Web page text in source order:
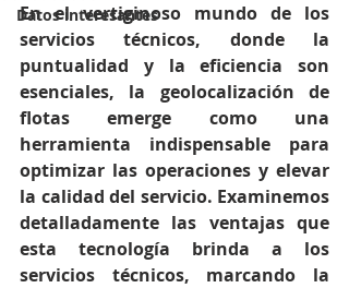
Datos interesantes
En el vertiginoso mundo de los
servicios técnicos, donde la
puntualidad y la eficiencia son
esenciales, la geolocalización de
flotas emerge como una
herramienta indispensable para
optimizar las operaciones y elevar
la calidad del servicio. Examinemos
detalladamente las ventajas que
esta tecnología brinda a los
servicios técnicos, marcando la